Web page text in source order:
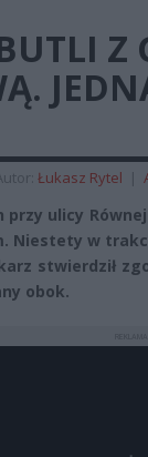
Z
Łukasz Rytel |
przy ulicy
Niestety w
stwierdził
obok.